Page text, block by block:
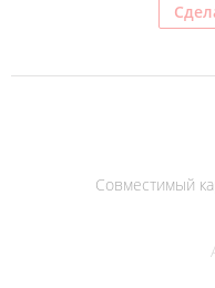
Совместимый